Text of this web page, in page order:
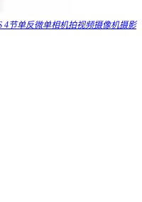
4节单反微单相机拍视频摄像机摄影